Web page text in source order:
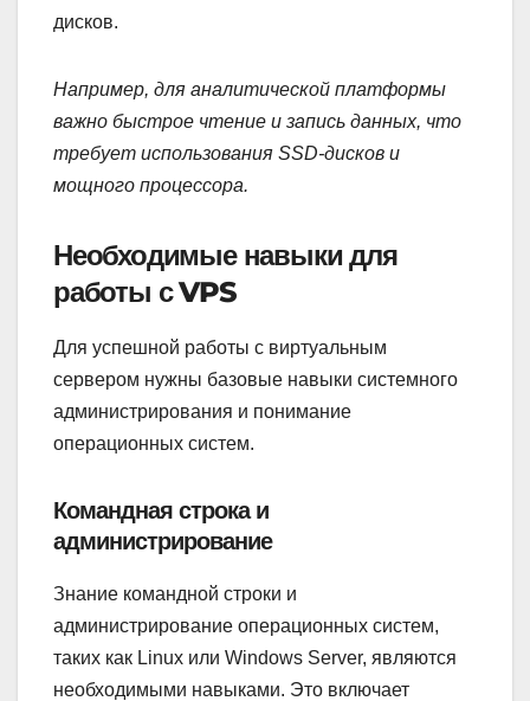
дисков.
Например, для аналитической платформы
важно быстрое чтение и запись данных, что
требует использования SSD-дисков и
мощного процессора.
Необходимые навыки для
работы с VPS
Для успешной работы с виртуальным
сервером нужны базовые навыки системного
администрирования и понимание
операционных систем.
Командная строка и
администрирование
Знание командной строки и
администрирование операционных систем,
таких как Linux или Windows Server, являются
необходимыми навыками. Это включает